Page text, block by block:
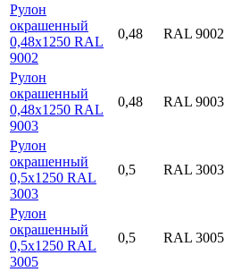
Рулон
окрашенный
0,48х1250 RAL
9002
0,48 RAL 9002
Рулон
окрашенный
0,48х1250 RAL
9003
0,48 RAL 9003
Рулон
окрашенный
0,5х1250 RAL
3003
0,5 RAL 3003
Рулон
окрашенный
0,5х1250 RAL
3005
0,5 RAL 3005